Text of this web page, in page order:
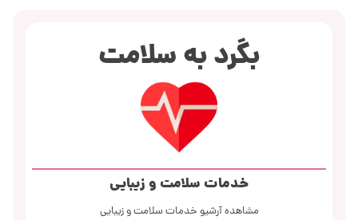
بگرد به سلامت
خدمات سلامت و زیبایی
مشاهده آرشیو خدمات سلامت و زیبایی